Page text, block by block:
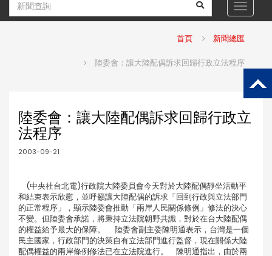
Toggle
首頁 新聞總匯
陸委會：讓大陸配偶訴求回歸行政立法程序
陸委會：讓大陸配偶訴求回歸行政立
法程序
2003-09-21
(中央社台北電)行政院大陸委員會今天對於大陸配偶靜坐活動平
和結束表示欣慰，並呼籲讓大陸配偶的訴求「回到行政與立法部門
的正常程序」，顯示陸委會推動「兩岸人民關係條例」修法的決心
不變。但陸委會承諾，將秉持立法院朝野共識，對於在台大陸配偶
的權益給予最大的保障。 陸委會副主委陳明通表示，台灣是一個
民主國家，行政部門的決策自有立法部門進行監督，現在關係大陸
配偶權益的兩岸條例修法已在立法院進行。 陳明通指出，由於兩